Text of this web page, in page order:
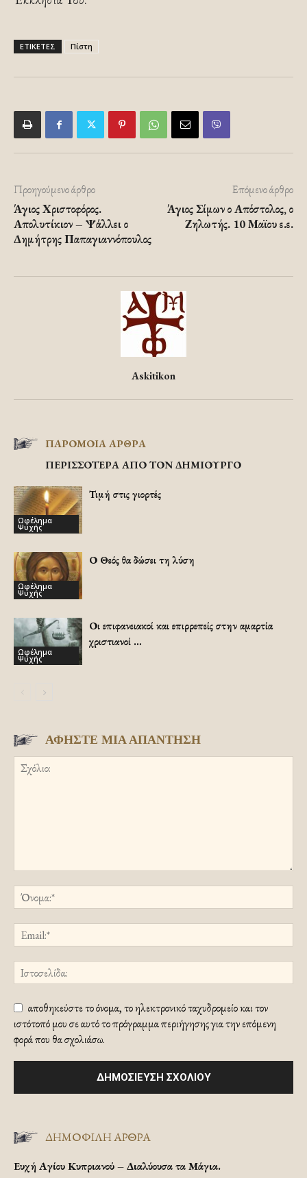
ΕΤΙΚΕΤΕΣ Πίστη
Προηγούμενο άρθρο
Άγιος Χριστοφόρος.
Απολυτίκιον – Ψάλλει ο
Δημήτρης Παπαγιαννόπουλος
Επόμενο άρθρο
Άγιος Σίμων ο Απόστολος, ο
Ζηλωτής. 10 Μαϊου ε.ε.
Askitikon
ΠΑΡΟΜΟΙΑ ΑΡΘΡΑ
ΠΕΡΙΣΣΟΤΕΡΑ ΑΠΟ ΤΟΝ ΔΗΜΙΟΥΡΓΟ
Ωφέλημα
Ψυχής
Τιμή στις γιορτές
Ωφέλημα
Ψυχής
Ο Θεός θα δώσει τη λύση
Ωφέλημα
Ψυχής
Οι επιφανειακοί και επιρρεπείς στην αμαρτία
χριστιανοί …
ΑΦΗΣΤΕ ΜΙΑ ΑΠΑΝΤΗΣΗ
αποθηκεύστε το όνομα, το ηλεκτρονικό ταχυδρομείο και τον
ιστότοπό μου σε αυτό το πρόγραμμα περιήγησης για την επόμενη
φορά που θα σχολιάσω.
ΔΗΜΟΦΙΛΗ ΑΡΘΡΑ
Ευχή Αγίου Κυπριανού – Διαλύουσα τα Μάγια.